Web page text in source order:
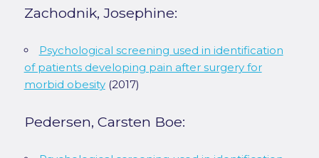
Zachodnik, Josephine:
Psychological screening used in identification
of patients developing pain after surgery for
morbid obesity(2017)
Pedersen, Carsten Boe: